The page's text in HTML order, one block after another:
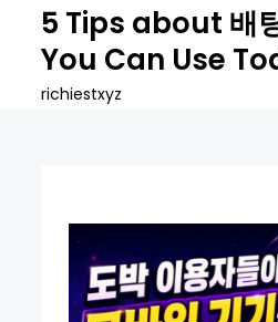
content
5 Tips about 배
You Can Use
richiestxyz